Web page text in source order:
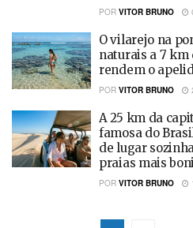
POR VITOR BRUNO
O vilarejo na
naturais a 7 km
rendem o
POR VITOR BRUNO
A 25 km da
famosa do
de lugar
praias mais
POR VITOR BRUNO